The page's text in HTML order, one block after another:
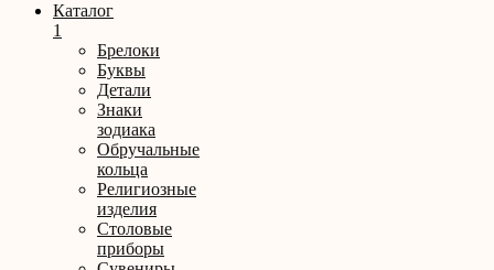
Каталог
1
Брелоки
Буквы
Детали
Знаки
зодиака
Обручальные
кольца
Религиозные
изделия
Столовые
приборы